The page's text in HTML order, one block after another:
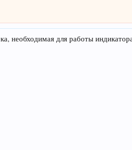
необходимая для работы